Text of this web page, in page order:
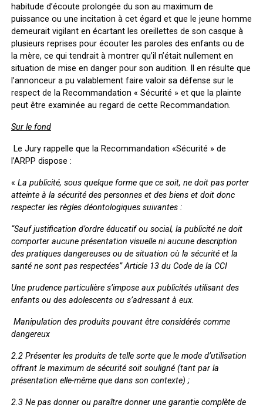
habitude d’écoute prolongée du son au maximum de
puissance ou une incitation à cet égard et que le jeune homme
demeurait vigilant en écartant les oreillettes de son casque à
plusieurs reprises pour écouter les paroles des enfants ou de
la mère, ce qui tendrait à montrer qu’il n’était nullement en
situation de mise en danger pour son audition. Il en résulte que
l’annonceur a pu valablement faire valoir sa défense sur le
respect de la Recommandation « Sécurité » et que la plainte
peut être examinée au regard de cette Recommandation.
Sur le fond
Le Jury rappelle que la Recommandation «Sécurité » de
l’ARPP dispose :
« La publicité, sous quelque forme que ce soit, ne doit pas porter
atteinte à la sécurité des personnes et des biens et doit donc
respecter les règles déontologiques suivantes :
“Sauf justification d’ordre éducatif ou social, la publicité ne doit
comporter aucune présentation visuelle ni aucune description
des pratiques dangereuses ou de situation où la sécurité et la
santé ne sont pas respectées”Article 13 du Code de la CCI
Une prudence particulière s’impose aux publicités utilisant des
enfants ou des adolescents ou s’adressant à eux.
Manipulation des produits pouvant être considérés comme
dangereux
2.2 Présenter les produits de telle sorte que le mode d’utilisation
offrant le maximum de sécurité soit souligné (tant par la
présentation elle-même que dans son contexte) ;
2.3 Ne pas donner ou paraître donner une garantie complète de